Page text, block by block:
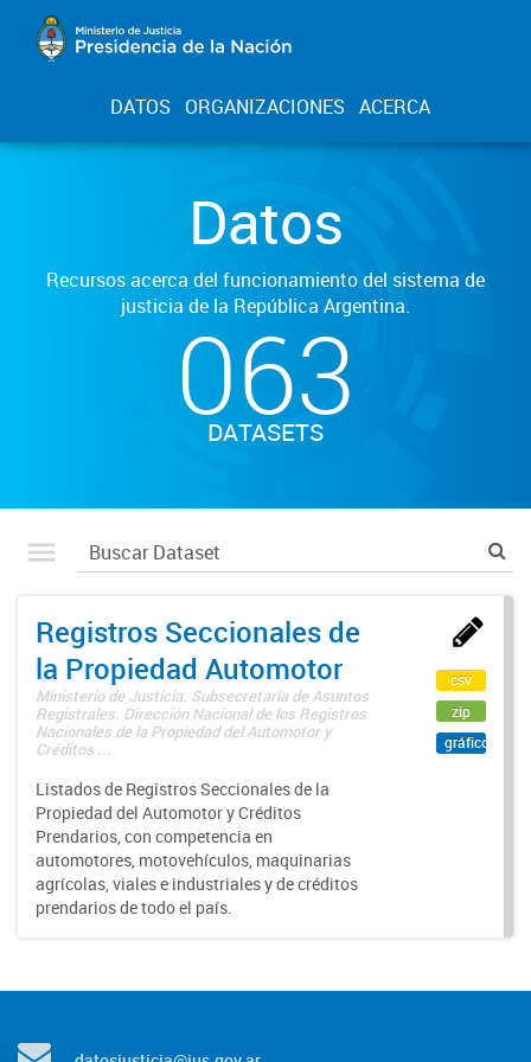
DATOS ORGANIZACIONES ACERCA
Datos
Recursos acerca del funcionamiento del sistema de
justicia de la República Argentina.
063
DATASETS
Registros Seccionales de
la Propiedad Automotor
Ministerio de Justicia. Subsecretaría de Asuntos
Registrales. Dirección Nacional de los Registros
Nacionales de la Propiedad del Automotor y
Créditos ...
Listados de Registros Seccionales de la
Propiedad del Automotor y Créditos
Prendarios, con competencia en
automotores, motovehículos, maquinarias
agrícolas, viales e industriales y de créditos
prendarios de todo el país.
csv
zip
gráfico